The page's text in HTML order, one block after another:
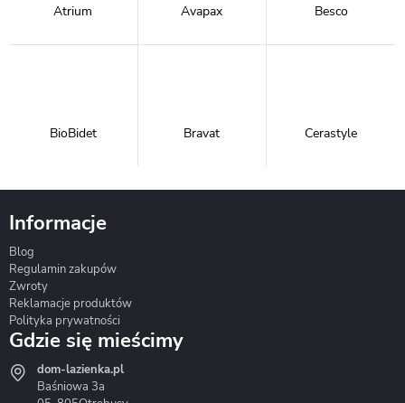
Atrium Avapax Besco
BioBidet Bravat Cerastyle
Hydrostop
Informacje
Blog
Regulamin zakupów
Zwroty
Reklamacje produktów
Polityka prywatności
Gdzie się mieścimy
dom-lazienka.pl
Baśniowa 3a